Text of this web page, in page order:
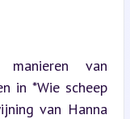
van
in *Wie scheep
van Hanna